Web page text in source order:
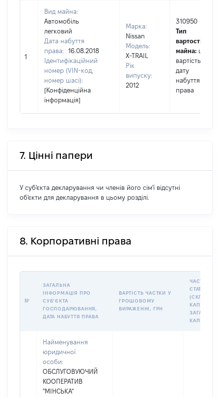
1
Вид майна:
Автомобіль
легковий
Дата набуття
права:
16.08.2018
Ідентифікаційний
номер (VIN-код,
номер шасі):
[Конфіденційна
інформація]
Марка:
Nissan
Модель:
X-TRAIL
Рік
випуску:
2012
310950
Тип
вартості
майна: це
вартість на
дату
набуття
права
7. Цінні папери
У суб'єкта декларування чи членів його сім'ї відсутні
об'єкти для декларування в цьому розділі.
8. Корпоративні права
№
ЗАГАЛЬНА
ІНФОРМАЦІЯ ПРО
СУБʼЄКТА
ГОСПОДАРЮВАННЯ,
ДАТА НАБУТТЯ ПРАВА
ВАРТІСТЬ ЧАСТКИ У
ГРОШОВОМУ
ВИРАЖЕННІ, ГРН
ЧАСТКА У
КАПІТАЛІ
КАПІТАЛУ)
Найменування
юридичної
особи:
ОБСЛУГОВУЮЧИЙ
КООПЕРАТИВ
"МІНСЬКА"